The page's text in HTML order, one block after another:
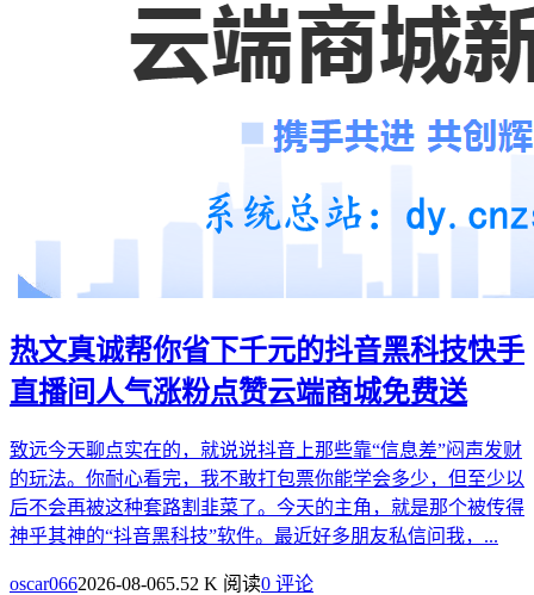
热文真诚帮你省下千元的抖音黑科技快手
直播间人气涨粉点赞云端商城免费送
致远今天聊点实在的，就说说抖音上那些靠“信息差”闷声发财
的玩法。你耐心看完，我不敢打包票你能学会多少，但至少以
后不会再被这种套路割韭菜了。今天的主角，就是那个被传得
神乎其神的“抖音黑科技”软件。最近好多朋友私信问我，...
oscar0662026-08-065.52 K 阅读0 评论